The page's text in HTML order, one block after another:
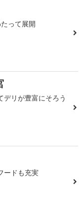
って展開
デリが豊富にそろう
ードも充実